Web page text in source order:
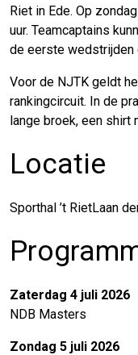
Riet in Ede. Op
uur. Teamcaptains
de eerste wedstrijden
Voor de NJTK geldt
rankingcircuit. In de
lange broek, een shirt
Locatie
Sporthal ’t RietLaan
Zaterdag 4 juli 2026
NDB Masters
Zondag 5 juli 2026